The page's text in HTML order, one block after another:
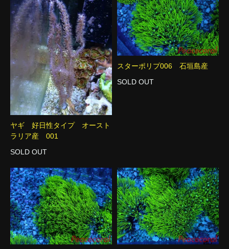
ヤギ 好日性タイプ オースト
ラリア産 001
SOLD OUT
スターポリプ006 石垣島産
SOLD OUT